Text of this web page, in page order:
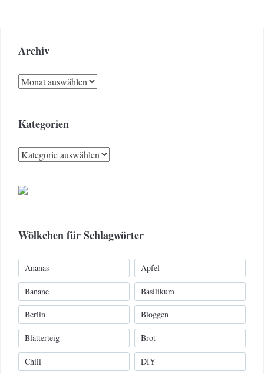
Archiv
Archiv
Kategorien
Kategorien
Wölkchen für Schlagwörter
Ananas Apfel
Banane Basilikum
Berlin Bloggen
Blätterteig Brot
Chili DIY